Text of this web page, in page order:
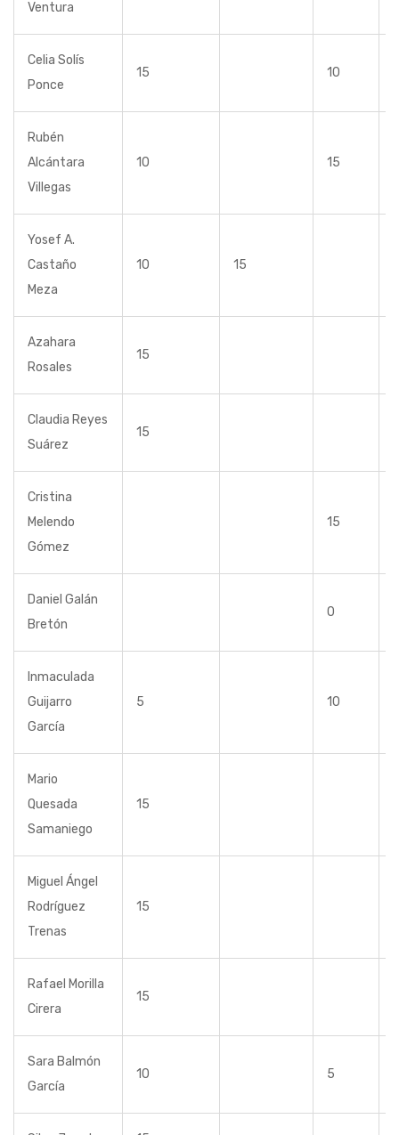
Ventura
Celia Solís
Ponce
15 10
Rubén
Alcántara
Villegas
10 15
Yosef A.
Castaño
Meza
10 15
Azahara
Rosales
15
Claudia Reyes
Suárez
15
Cristina
Melendo
Gómez
15
Daniel Galán
Bretón
0
Inmaculada
Guijarro
García
5 10
Mario
Quesada
Samaniego
15
Miguel Ángel
Rodríguez
Trenas
15
Rafael Morilla
Cirera
15
Sara Balmón
García
10 5